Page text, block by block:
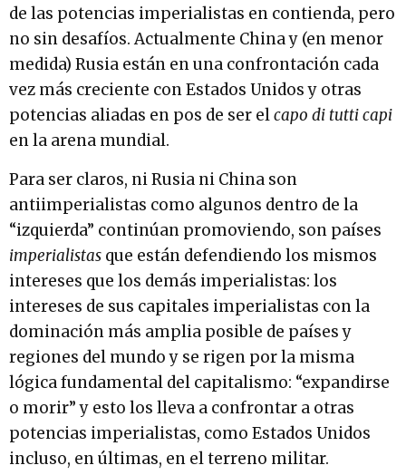
de las potencias imperialistas en contienda, pero
no sin desafíos. Actualmente China y (en menor
medida) Rusia están en una confrontación cada
vez más creciente con Estados Unidos y otras
potencias aliadas en pos de ser elcapo di tutti capi
en la arena mundial.
Para ser claros, ni Rusia ni China son
antiimperialistas como algunos dentro de la
“izquierda” continúan promoviendo, son países
imperialistas que están defendiendo los mismos
intereses que los demás imperialistas: los
intereses de sus capitales imperialistas con la
dominación más amplia posible de países y
regiones del mundo y se rigen por la misma
lógica fundamental del capitalismo: “expandirse
o morir” y esto los lleva a confrontar a otras
potencias imperialistas, como Estados Unidos
incluso, en últimas, en el terreno militar.